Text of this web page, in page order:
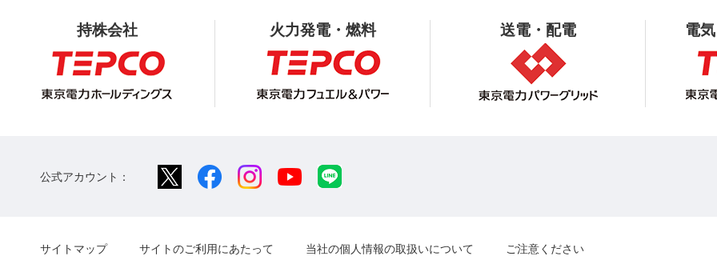
持株会社 火力発電・燃料 送電・配電 電
公式アカウント：
サイトマップ サイトのご利用にあたって 当社の個人情報の取扱いについて ご注意ください